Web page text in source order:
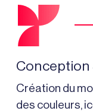
Conception
Création du
des couleurs,